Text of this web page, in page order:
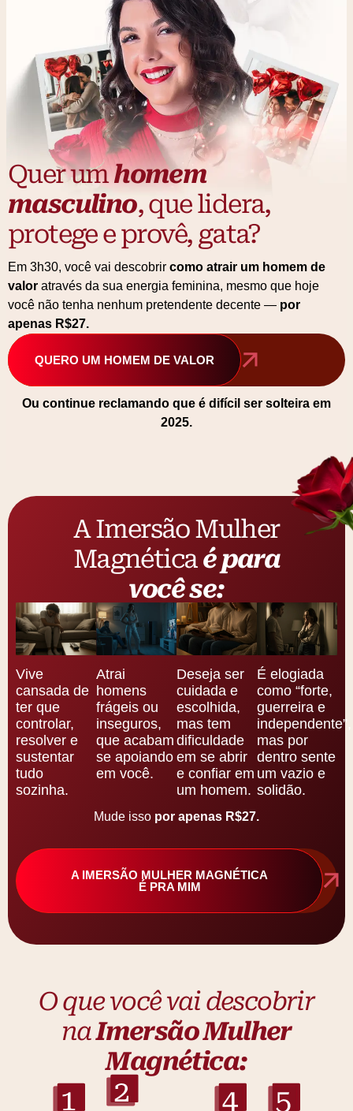
Quer umhomem
masculino, que lidera,
protege e provê, gata?
Em 3h30, você vai descobrir como atrair um homem de
valor através da sua energia feminina, mesmo que hoje
você não tenha nenhum pretendente decente — por
apenas R$27.
QUERO UM HOMEM DE VALOR
Ou continue reclamando que é difícil ser solteira em
2025.
A Imersão Mulher
Magnéticaé para
você se:
Vive
cansada de
ter que
controlar,
resolver e
sustentar
tudo
sozinha.
Atrai
homens
frágeis ou
inseguros,
que acabam
se apoiando
em você.
Deseja ser
cuidada e
escolhida,
mas tem
dificuldade
em se abrir
e confiar em
um homem.
É elogiada
como “forte,
guerreira e
independente”,
mas por
dentro sente
um vazio e
solidão.
Mude isso por apenas R$27.
A IMERSÃO MULHER MAGNÉTICA
É PRA MIM
O que você vai descobrir
naImersão Mulher
Magnética: